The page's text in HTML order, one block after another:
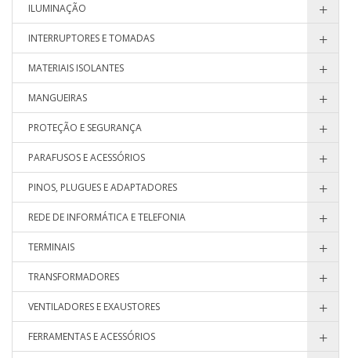
ILUMINAÇÃO
INTERRUPTORES E TOMADAS
MATERIAIS ISOLANTES
MANGUEIRAS
PROTEÇÃO E SEGURANÇA
PARAFUSOS E ACESSÓRIOS
PINOS, PLUGUES E ADAPTADORES
REDE DE INFORMÁTICA E TELEFONIA
TERMINAIS
TRANSFORMADORES
VENTILADORES E EXAUSTORES
FERRAMENTAS E ACESSÓRIOS